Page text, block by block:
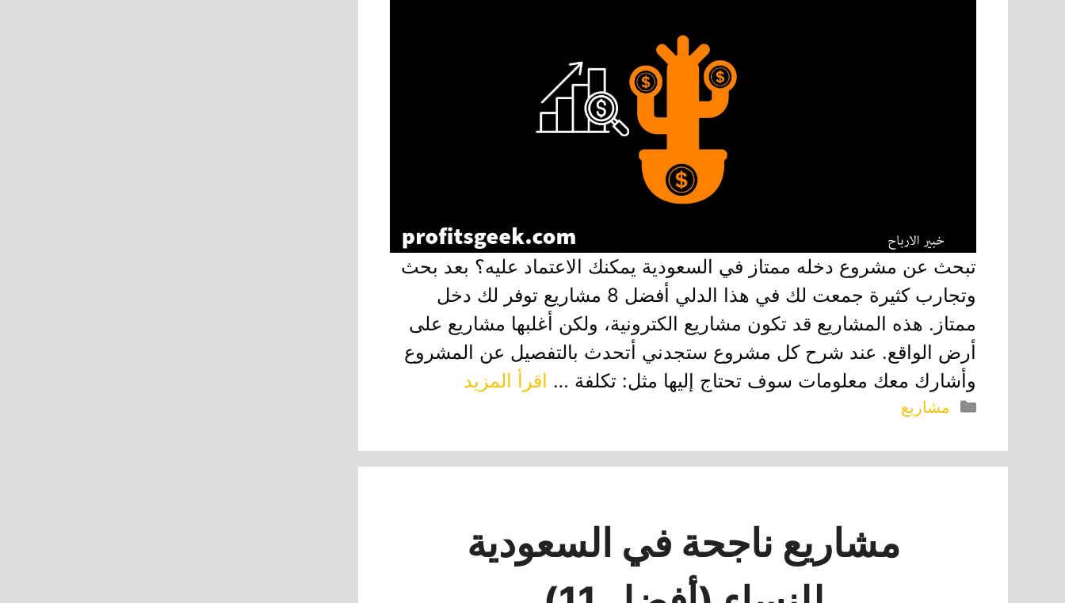
تبحث عن مشروع دخله ممتاز في السعودية يمكنك الاعتماد عليه؟ بعد بحث
وتجارب كثيرة جمعت لك في هذا الدلي أفضل 8 مشاريع توفر لك دخل
ممتاز. هذه المشاريع قد تكون مشاريع الكترونية، ولكن أغلبها مشاريع على
أرض الواقع. عند شرح كل مشروع ستجدني أتحدث بالتفصيل عن المشروع
وأشارك معك معلومات سوف تحتاج إليها مثل: تكلفة … اقرأ المزيد
التصنيفات
مشاريع
مشاريع ناجحة في السعودية